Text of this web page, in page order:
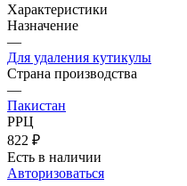
Характеристики
Назначение
—
Для удаления кутикулы
Страна производства
—
Пакистан
РРЦ
822 ₽
Есть в наличии
Авторизоваться